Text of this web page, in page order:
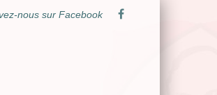
nous sur Facebook